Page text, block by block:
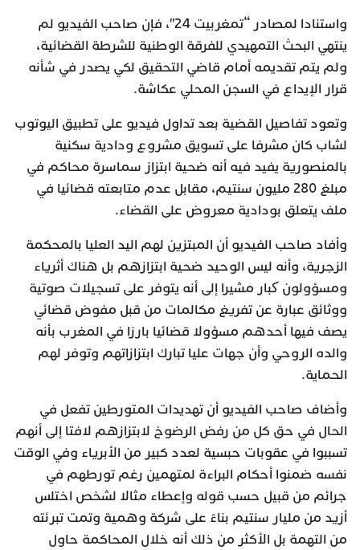
واستنادا لمصادر “تمغربيت 24″، فإن صاحب الفيديو لم
ينتهي البحث التمهيدي للفرقة الوطنية للشرطة القضائية،
ولم يتم تقديمه أمام قاضي التحقيق لكي يصدر في شأنه
قرار الإيداع في السجن المحلي عكاشة.
وتعود تفاصيل القضية بعد تداول فيديو على تطبيق اليوتوب
لشاب كان مشرفا على تسويق مشروع ودادية سكنية
بالمنصورية يفيد فيه أنه ضحية ابتزاز سماسرة محاكم في
مبلغ 280 مليون سنتيم، مقابل عدم متابعته قضائيا في
ملف يتعلق بودادية معروض على القضاء.
وأفاد صاحب الفيديو أن المبتزين لهم اليد العليا بالمحكمة
الزجرية، وأنه ليس الوحيد ضحية ابتزازهم بل هناك أثرياء
ومسؤولون کبار مشيرا إلى أنه يتوفر على تسجيلات صوتية
ووثائق عبارة عن تفريغ مكالمات من قبل مفوض قضائي
يصف فيها أحدهم مسؤولا قضائيا بارزا في المغرب بأنه
والده الروحي وأن جهات عليا تبارك ابتزازاتهم وتوفر لهم
الحماية.
وأضاف صاحب الفيديو أن تهديدات المتورطين تفعل في
الحال في حق كل من رفض الرضوخ لابتزازهم لافتا إلى أنهم
تسببوا في عقوبات حبسية لعدد كبير من الأبرياء وفي الوقت
نفسه ضمنوا أحكام البراءة لمتهمين رغم تورطهم في
جرائم من قبيل حسب قوله وإعطاء مثالا لشخص اختلس
أزيد من مليار سنتيم بناءً على شركة وهمية وتمت تبرئته
من التهمة بل الأكثر من ذلك أنه خلال المحاكمة حاول